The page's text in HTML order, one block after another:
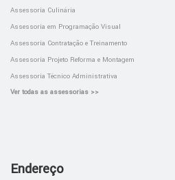
Assessoria Culinária
Assessoria em Programação Visual
Assessoria Contratação e Treinamento
Assessoria Projeto Reforma e Montagem
Assessoria Técnico Administrativa
Ver todas as assessorias >>
Endereço